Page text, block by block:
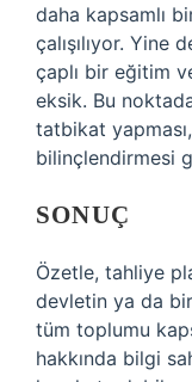
daha kapsamlı
çalışılıyor. Yine
çaplı bir eğitim
eksik. Bu
tatbikat
bilinçlendirmesi
SONUÇ
Özetle, tahliye
devletin ya da
tüm toplumu
hakkında bilgi